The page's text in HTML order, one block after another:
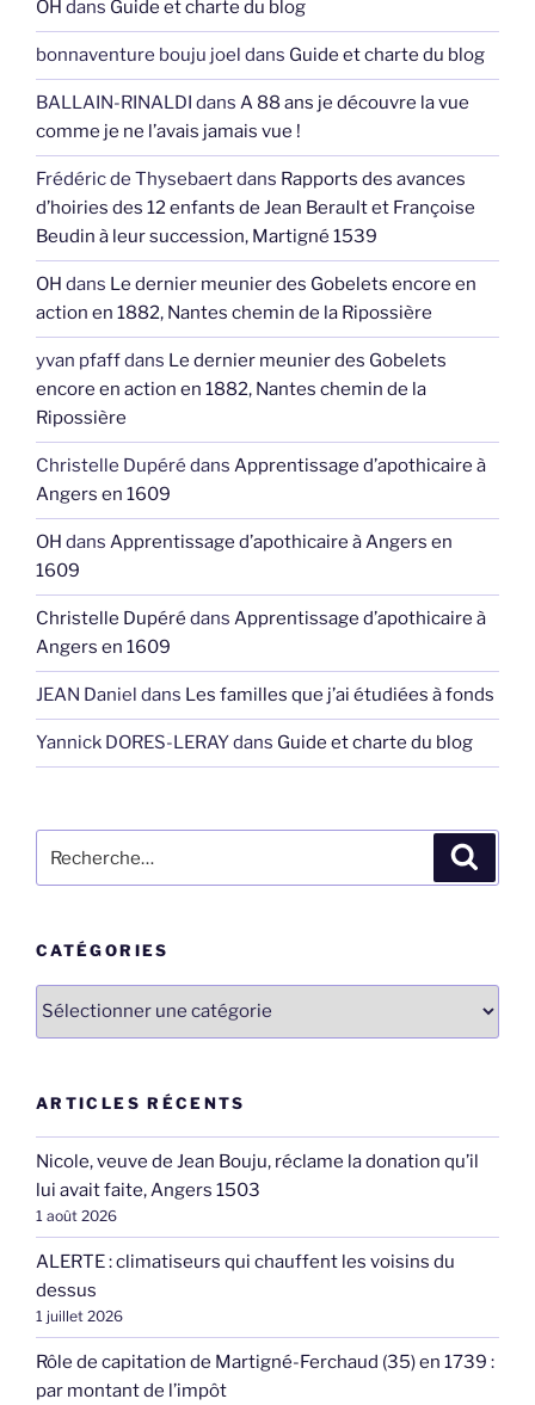
OH dans Guide et charte du blog
bonnaventure bouju joel dans Guide et charte du blog
BALLAIN-RINALDI dans A 88 ans je découvre la vue
comme je ne l’avais jamais vue !
Frédéric de Thysebaertdans Rapports des avances
d’hoiries des 12 enfants de Jean Berault et Françoise
Beudin à leur succession, Martigné 1539
OH dans Le dernier meunier des Gobelets encore en
action en 1882, Nantes chemin de la Ripossière
yvan pfaffdans Le dernier meunier des Gobelets
encore en action en 1882, Nantes chemin de la
Ripossière
Christelle Dupéré dans Apprentissage d’apothicaire à
Angers en 1609
OH dans Apprentissage d’apothicaire à Angers en
1609
Christelle Dupéré dans Apprentissage d’apothicaire à
Angers en 1609
JEAN Daniel dans Les familles que j’ai étudiées à fonds
Yannick DORES-LERAYdans Guide et charte du blog
pour
CATÉGORIES
ARTICLES RÉCENTS
Nicole, veuve de Jean Bouju, réclame la donation qu’il
lui avait faite, Angers 1503
1 août 2026
ALERTE : climatiseurs qui chauffent les voisins du
dessus
1 juillet 2026
Rôle de capitation de Martigné-Ferchaud (35) en 1739 :
par montant de l’impôt